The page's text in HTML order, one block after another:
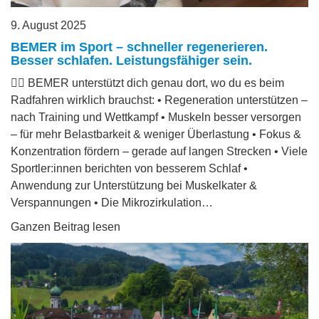
9. August 2025
BEMER im Sport – schneller regenerieren.
Besser schlafen. Leistungsfähiger sein.
🚴‍♂️ BEMER unterstützt dich genau dort, wo du es beim
Radfahren wirklich brauchst: • Regeneration unterstützen –
nach Training und Wettkampf • Muskeln besser versorgen
– für mehr Belastbarkeit & weniger Überlastung • Fokus &
Konzentration fördern – gerade auf langen Strecken • Viele
Sportler:innen berichten von besserem Schlaf •
Anwendung zur Unterstützung bei Muskelkater &
Verspannungen • Die Mikrozirkulation…
Ganzen Beitrag lesen